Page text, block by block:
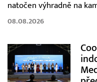
natočen výhradně na
08.08.2026